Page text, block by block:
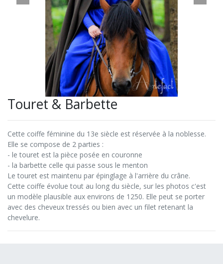
Touret & Barbette
Cette coiffe féminine du 13e siècle est réservée à la noblesse.
Elle se compose de 2 parties :
- le touret est la pièce posée en couronne
- la barbette celle qui passe sous le menton
Le touret est maintenu par épinglage à l'arrière du crâne.
Cette coiffe évolue tout au long du siècle, sur les photos c'est
un modèle plausible aux environs de 1250. Elle peut se porter
avec des cheveux tressés ou bien avec un filet retenant la
chevelure.